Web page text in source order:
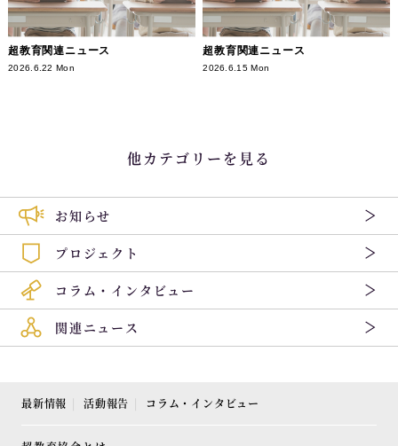
超教育関連ニュース
2026.6.22 Mon
超教育関連ニュース
2026.6.15 Mon
他カテゴリーを見る
お知らせ
プロジェクト
コラム・インタビュー
関連ニュース
最新情報 活動報告 コラム・インタビュー